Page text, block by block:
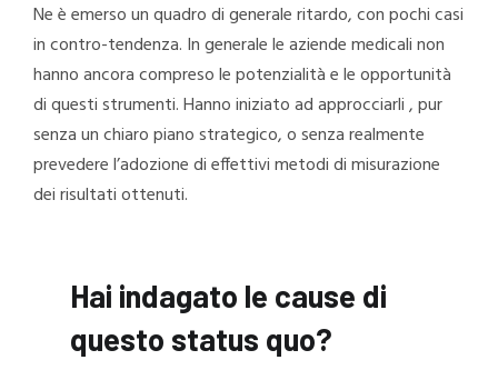
Ne è emerso un quadro di generale ritardo, con pochi casi
in contro-tendenza. In generale le aziende medicali non
hanno ancora compreso le potenzialità e le opportunità
di questi strumenti. Hanno iniziato ad approcciarli , pur
senza un chiaro piano strategico, o senza realmente
prevedere l’adozione di effettivi metodi di misurazione
dei risultati ottenuti.
Hai indagato le cause di
questo status quo?